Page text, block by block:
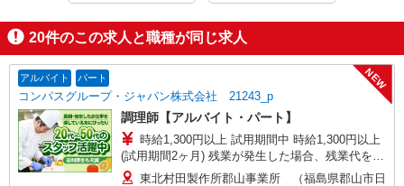
20件のこの求人と職種が同じ求人
アルバイト パート
コンパスグループ・ジャパン株式会社 21243_p
NEW
調理師【アルバイト・パート】
時給1,300円以上 試用期間中 時給1,300円以上
(試用期間2ヶ月) 残業が発生した場合、残業代を1
分単位で別途支給します。
東北村田製作所郡山事業所 （福島県郡山市日